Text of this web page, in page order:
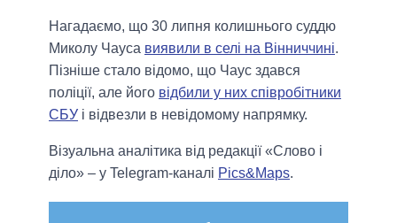
Нагадаємо, що 30 липня колишнього суддю
Миколу Чауса виявили в селі на Вінниччині.
Пізніше стало відомо, що Чаус здався
поліції, але його відбили у них співробітники
СБУ і відвезли в невідомому напрямку.
Візуальна аналітика від редакції «Слово і
діло» – у Telegram-каналі Pics&Maps.